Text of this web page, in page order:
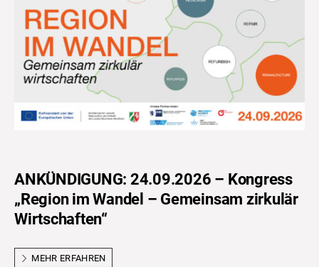
ANKÜNDIGUNG: 24.09.2026 – Kongress
„Region im Wandel – Gemeinsam zirkulär
Wirtschaften“
MEHR ERFAHREN